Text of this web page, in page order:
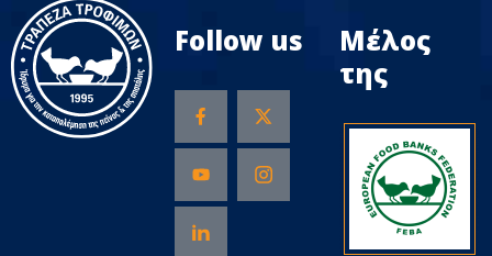
Follow us
Μέλος
της